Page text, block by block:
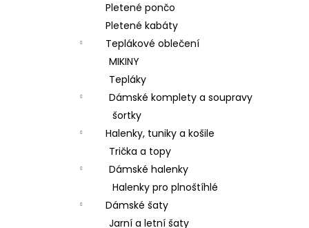
Pletené pončo
Pletené kabáty
Teplákové oblečení
MIKINY
Tepláky
Dámské komplety a soupravy
šortky
Halenky, tuniky a košile
Trička a topy
Dámské halenky
Halenky pro plnoštíhlé
Dámské šaty
Jarní a letní šaty